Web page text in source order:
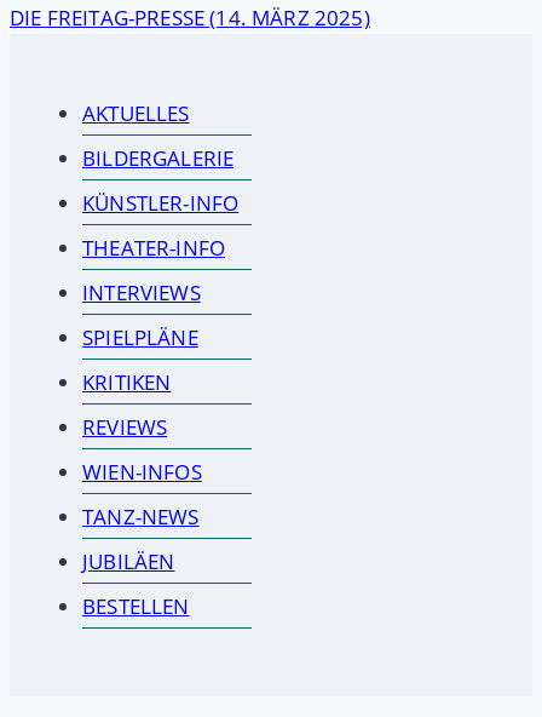
DIE FREITAG-PRESSE (14. MÄRZ 2025)
AKTUELLES
BILDERGALERIE
KÜNSTLER-INFO
THEATER-INFO
INTERVIEWS
SPIELPLÄNE
KRITIKEN
REVIEWS
WIEN-INFOS
TANZ-NEWS
JUBILÄEN
BESTELLEN